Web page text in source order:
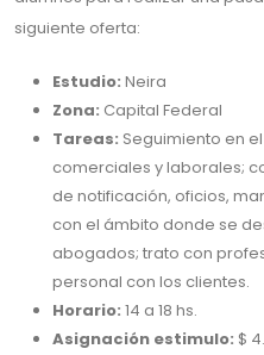
siguiente oferta:
Estudio: Neira
Zona: Capital Federal
Tareas: Seguimiento en
comerciales y laborales;
de notificación, oficios,
con el ámbito donde se
abogados; trato con
personal con los clientes.
Horario: 14 a 18 hs.
Asignación estimulo: $